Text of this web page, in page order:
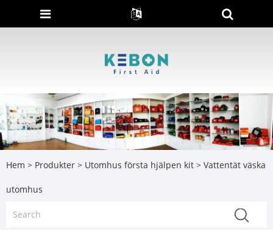
Hem > Produkter > Utomhus första hjälpen kit > Vattentät väska
utomhus